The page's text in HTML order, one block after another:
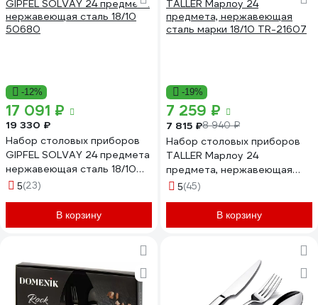
-12%
17 091 ₽
19 330 ₽
Набор столовых приборов
GIPFEL SOLVAY 24 предмета
нержавеющая сталь 18/10
50680
5(23)
В корзину
-19%
7 259 ₽
7 815 ₽8 940 ₽
Набор столовых приборов
TALLER Марлоу 24
предмета, нержавеющая
сталь марки 18/10 TR-21607
5(45)
В корзину